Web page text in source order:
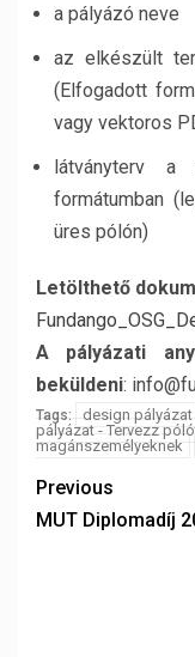
a pályázó neve
az elkészült
(Elfogadott
vagy vektoros
látványterv a
formátumban
üres pólón)
Letölthető
A pályázati
beküldeni:
Tags: design pályázat
pályázat - Tervezz
magánszemélyeknek
Previous
MUT Diplomadíj